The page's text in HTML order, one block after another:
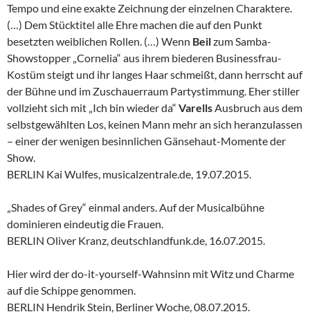
Tempo und eine exakte Zeichnung der einzelnen Charaktere.
(…) Dem Stücktitel alle Ehre machen die auf den Punkt
besetzten weiblichen Rollen. (…) Wenn Beilzum Samba-
Showstopper „Cornelia“ aus ihrem biederen Businessfrau-
Kostüm steigt und ihr langes Haar schmeißt, dann herrscht auf
der Bühne und im Zuschauerraum Partystimmung. Eher stiller
vollzieht sich mit „Ich bin wieder da“ Varells Ausbruch aus dem
selbstgewählten Los, keinen Mann mehr an sich heranzulassen
– einer der wenigen besinnlichen Gänsehaut-Momente der
Show.
BERLIN Kai Wulfes, musicalzentrale.de, 19.07.2015.
„Shades of Grey“ einmal anders. Auf der Musicalbühne
dominieren eindeutig die Frauen.
BERLIN Oliver Kranz, deutschlandfunk.de, 16.07.2015.
Hier wird der do-it-yourself-Wahnsinn mit Witz und Charme
auf die Schippe genommen.
BERLIN Hendrik Stein, Berliner Woche, 08.07.2015.